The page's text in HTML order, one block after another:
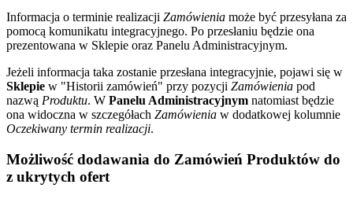
Informacja o terminie realizacji Zamówienia może być przesyłana za
pomocą komunikatu integracyjnego. Po przesłaniu będzie ona
prezentowana w Sklepie oraz Panelu Administracyjnym.
Jeżeli informacja taka zostanie przesłana integracyjnie, pojawi się w
Sklepie w "Historii zamówień" przy pozycji Zamówienia pod
nazwą Produktu. W Panelu Administracyjnym natomiast będzie
ona widoczna w szczegółach Zamówienia w dodatkowej kolumnie
Oczekiwany termin realizacji.
Możliwość dodawania do Zamówień Produktów do
z ukrytych ofert